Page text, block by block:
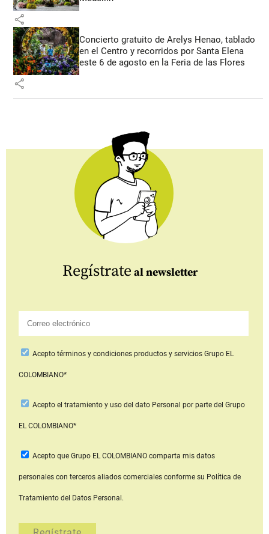
share
Concierto gratuito de Arelys Henao, tablado
en el Centro y recorridos por Santa Elena
este 6 de agosto en la Feria de las Flores
share
Regístrate al newsletter
Aceptotérminos y condiciones productos y serviciosGrupo EL
COLOMBIANO*
Acepto el tratamiento y uso del dato Personal por parte del Grupo
EL COLOMBIANO*
Acepto que Grupo EL COLOMBIANOcomparta mis datos
personales con terceros aliados comerciales conforme su Política de
Tratamiento del Datos Personal.